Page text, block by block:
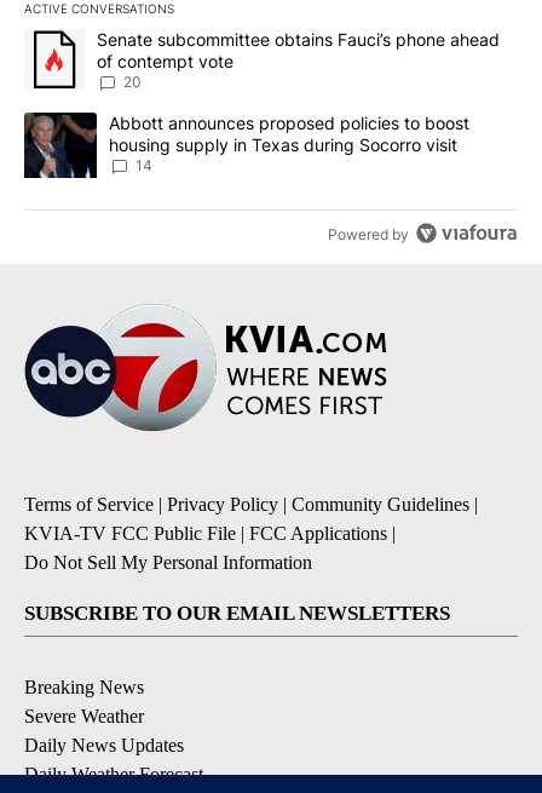
ACTIVE CONVERSATIONS
The following is a list of the most commented articles in the last
A trending article titled "Senate subcommittee obtains Fauci’s
Senate subcommittee obtains Fauci’s phone ahead
of contempt vote
20
A trending article titled "Abbott announces proposed policies to
Abbott announces proposed policies to boost
housing supply in Texas during Socorro visit
14
Powered by
Terms of Service | Privacy Policy | Community Guidelines |
KVIA-TV FCC Public File | FCC Applications |
Do Not Sell My Personal Information
SUBSCRIBE TO OUR EMAIL NEWSLETTERS
Breaking News
Severe Weather
Daily News Updates
Daily Weather Forecast